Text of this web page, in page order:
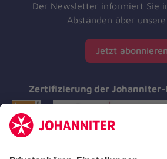
Der Newsletter informiert Sie
Abständen über
Jetzt abonnieren
Zertifizierung der Johanniter-